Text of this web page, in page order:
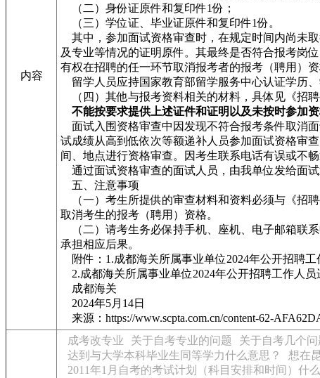
内容
（二）身份证原件和复印件1份；
（三）学位证、毕业证原件和复印件1份。
其中，参加面试资格审查时，在规定时间内尚未
及专业等情况的证明原件。其最终是否符合报考岗
有权在招聘的任一环节取消报考者的报考（聘用）资
留学人员应持国家教育部留学服务中心认证学历、
（四）其他与报考资料相关的材料，具体见《招
不能按要求提供上述证件和证明以及未按时参加
面试入围资格审查中因发现不符合报考条件取消
试成绩从高到低依次等额递补人员参加面试资格审
间、地点进行资格审查。因考生联系电话有误或不
通过面试资格审查的面试人员，由我单位发给面试
五、注意事项
（一）考生所提供的审查材料和资料必须与《招
取消考生的报考（聘用）资格。
（二）请考生务必保持手机、座机、电子邮箱联
承担相应后果。
附件：1.成都海关所属事业单位2024年公开招聘
2.成都海关所属事业单位2024年公开招聘工作人
成都海关
2024年5月14日
来源：https://www.scpta.com.cn/content-62-
成考改专业 关于自考专业的问题 关于自考几个
达到与大学本科毕业生同等学力什么意思？
想在
2011年1月自考的考试计划（科目安排和时间）什